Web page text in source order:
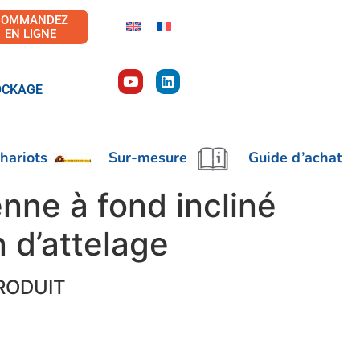
EN LIGNE
Sur-mesure Guide d’achat
à fond incliné